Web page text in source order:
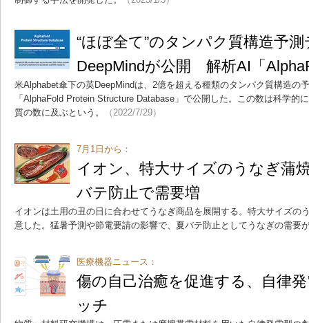
“ほぼ全て”のタンパク質構造予
DeepMindが公開 解析AI「
米Alphabet傘下の英DeepMindは、2億を超える種類のタンパク質構造の
「AlphaFold Protein Structure Database」で公開した。この数は科学的
質の数に及ぶという。
（2022/7/29）
7月1日から：
イオン、特大サイズのうなぎ蒲
バテ防止で需要増
イオンは土用の丑の日に合わせてうなぎ商品を展開する。特大サイズの
意した。猛暑予測や節電要請の影響で、夏バテ防止としてうなぎの需要
医療機器ニュース：
傷の自己治癒を促進する、自律
ッチ